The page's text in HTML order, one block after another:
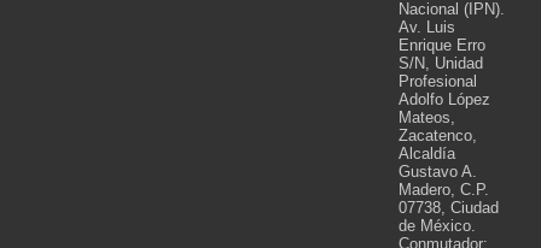
Nacional (IPN).
Av. Luis
Enrique Erro
S/N, Unidad
Profesional
Adolfo López
Mateos,
Zacatenco,
Alcaldía
Gustavo A.
Madero, C.P.
07738, Ciudad
de México.
Conmutador: